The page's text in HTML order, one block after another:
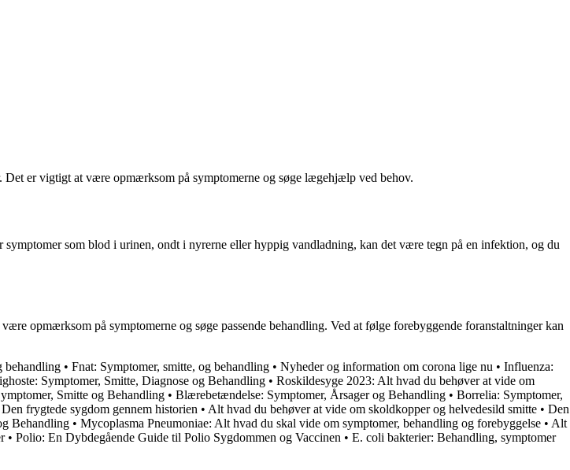
er vigtigt at være opmærksom på symptomerne og søge lægehjælp ved behov.
som blod i urinen, ondt i nyrerne eller hyppig vandladning, kan det være tegn på en infektion, og du
opmærksom på symptomerne og søge passende behandling. Ved at følge forebyggende foranstaltninger kan
behandling • Fnat: Symptomer, smitte, og behandling • Nyheder og information om corona lige nu • Influenza:
Symptomer, Smitte, Diagnose og Behandling • Roskildesyge 2023: Alt hvad du behøver at vide om
Smitte og Behandling • Blærebetændelse: Symptomer, Årsager og Behandling • Borrelia: Symptomer,
Den frygtede sygdom gennem historien • Alt hvad du behøver at vide om skoldkopper og helvedesild smitte • Den
Behandling • Mycoplasma Pneumoniae: Alt hvad du skal vide om symptomer, behandling og forebyggelse • Alt
• Polio: En Dybdegående Guide til Polio Sygdommen og Vaccinen • E. coli bakterier: Behandling, symptomer